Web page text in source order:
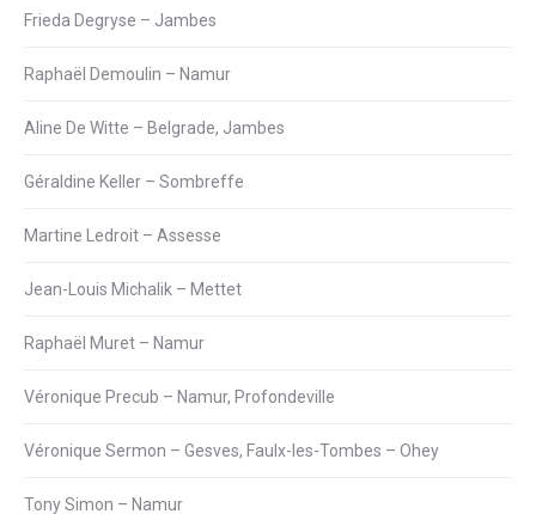
Frieda Degryse – Jambes
Raphaël Demoulin – Namur
Aline De Witte – Belgrade, Jambes
Géraldine Keller – Sombreffe
Martine Ledroit – Assesse
Jean-Louis Michalik – Mettet
Raphaël Muret – Namur
Véronique Precub – Namur, Profondeville
Véronique Sermon – Gesves, Faulx-les-Tombes – Ohey
Tony Simon – Namur